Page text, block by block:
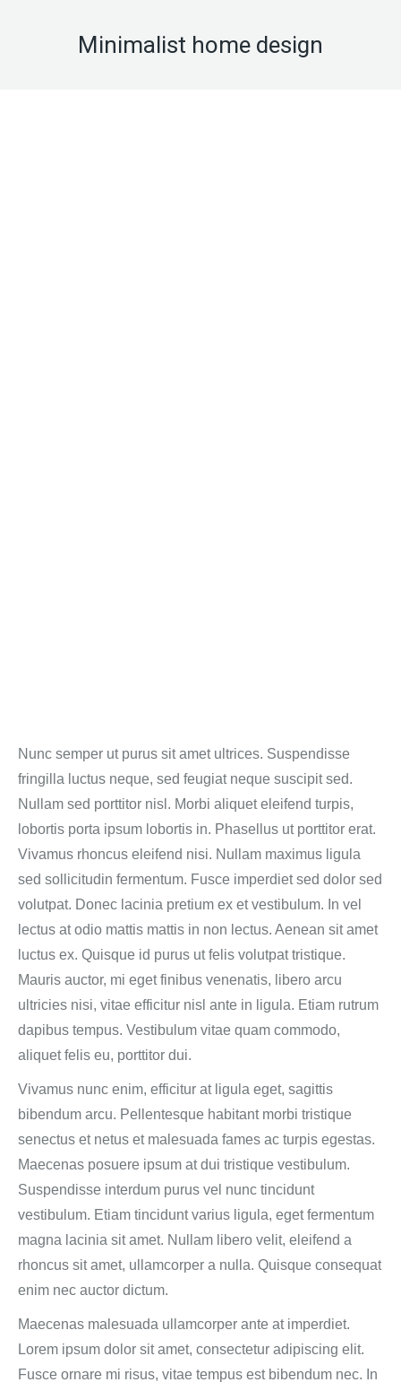
Minimalist home design
Nunc semper ut purus sit amet ultrices. Suspendisse
fringilla luctus neque, sed feugiat neque suscipit sed.
Nullam sed porttitor nisl. Morbi aliquet eleifend turpis,
lobortis porta ipsum lobortis in. Phasellus ut porttitor erat.
Vivamus rhoncus eleifend nisi. Nullam maximus ligula
sed sollicitudin fermentum. Fusce imperdiet sed dolor sed
volutpat. Donec lacinia pretium ex et vestibulum. In vel
lectus at odio mattis mattis in non lectus. Aenean sit amet
luctus ex. Quisque id purus ut felis volutpat tristique.
Mauris auctor, mi eget finibus venenatis, libero arcu
ultricies nisi, vitae efficitur nisl ante in ligula. Etiam rutrum
dapibus tempus. Vestibulum vitae quam commodo,
aliquet felis eu, porttitor dui.
Vivamus nunc enim, efficitur at ligula eget, sagittis
bibendum arcu. Pellentesque habitant morbi tristique
senectus et netus et malesuada fames ac turpis egestas.
Maecenas posuere ipsum at dui tristique vestibulum.
Suspendisse interdum purus vel nunc tincidunt
vestibulum. Etiam tincidunt varius ligula, eget fermentum
magna lacinia sit amet. Nullam libero velit, eleifend a
rhoncus sit amet, ullamcorper a nulla. Quisque consequat
enim nec auctor dictum.
Maecenas malesuada ullamcorper ante at imperdiet.
Lorem ipsum dolor sit amet, consectetur adipiscing elit.
Fusce ornare mi risus, vitae tempus est bibendum nec. In